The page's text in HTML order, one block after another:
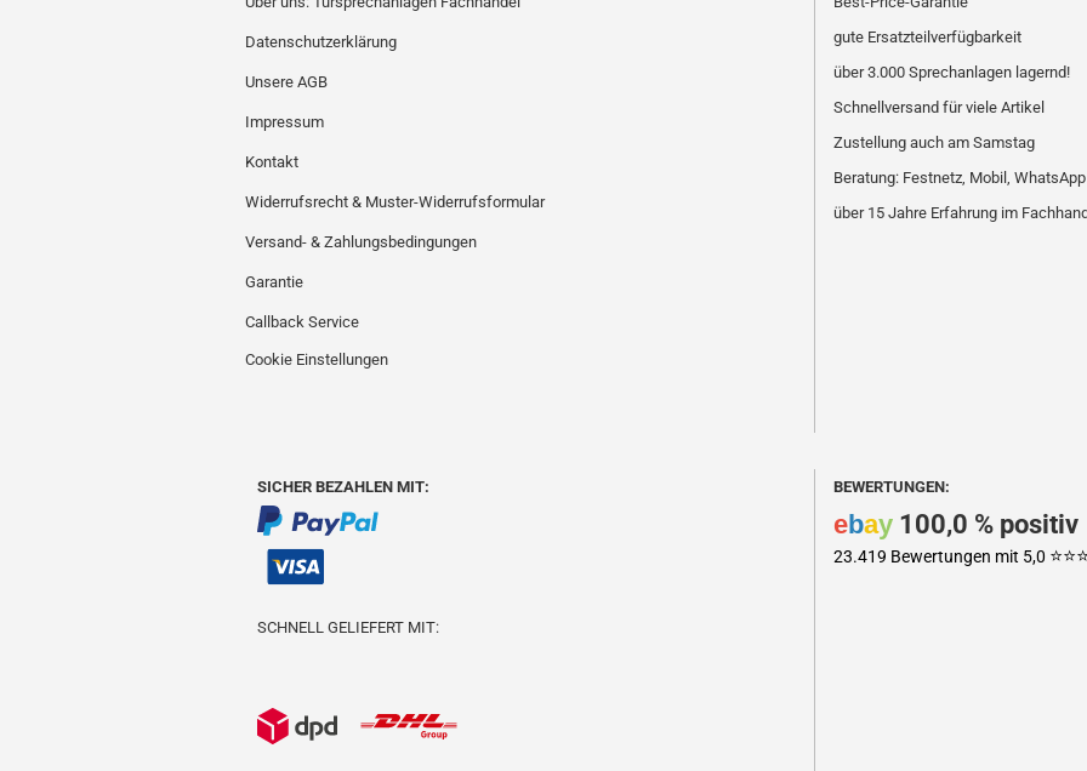
Datenschutzerklärung
Unsere AGB
Impressum
Kontakt
Widerrufsrecht & Muster-Widerrufsformular
Versand- & Zahlungsbedingungen
Garantie
Callback Service
Cookie Einstellungen
gute Ersatzteilverfügbarkeit
über 3.000 Sprechanlagen lagernd!
Schnellversand für viele Artikel
Zustellung auch am Samstag
Beratung: Festnetz, Mobil, WhatsApp
über 15 Jahre Erfahrung im
SICHER BEZAHLEN MIT:
SCHNELL GELIEFERT MIT:
BEWERTUNGEN:
ebay 100,0 % positiv
23.419 Bewertungen mit 5,0